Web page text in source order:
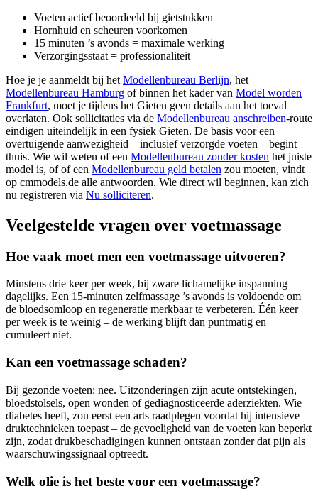
Voeten actief beoordeeld bij gietstukken
Hornhuid en scheuren voorkomen
15 minuten ’s avonds = maximale werking
Verzorgingsstaat = professionaliteit
Hoe je je aanmeldt bij het Modellenbureau Berlijn, het
Modellenbureau Hamburg of binnen het kader van Model worden
Frankfurt, moet je tijdens het Gieten geen details aan het toeval
overlaten. Ook sollicitaties via de Modellenbureau anschreiben-route
eindigen uiteindelijk in een fysiek Gieten. De basis voor een
overtuigende aanwezigheid – inclusief verzorgde voeten – begint
thuis. Wie wil weten of een Modellenbureau zonder kosten het juiste
model is, of of een Modellenbureau geld betalen zou moeten, vindt
op cmmodels.de alle antwoorden. Wie direct wil beginnen, kan zich
nu registreren via Nu solliciteren.
Veelgestelde vragen over voetmassage
Hoe vaak moet men een voetmassage uitvoeren?
Minstens drie keer per week, bij zware lichamelijke inspanning
dagelijks. Een 15-minuten zelfmassage ’s avonds is voldoende om
de bloedsomloop en regeneratie merkbaar te verbeteren. Één keer
per week is te weinig – de werking blijft dan puntmatig en
cumuleert niet.
Kan een voetmassage schaden?
Bij gezonde voeten: nee. Uitzonderingen zijn acute ontstekingen,
bloedstolsels, open wonden of gediagnosticeerde aderziekten. Wie
diabetes heeft, zou eerst een arts raadplegen voordat hij intensieve
druktechnieken toepast – de gevoeligheid van de voeten kan beperkt
zijn, zodat drukbeschadigingen kunnen ontstaan zonder dat pijn als
waarschuwingssignaal optreedt.
Welk olie is het beste voor een voetmassage?